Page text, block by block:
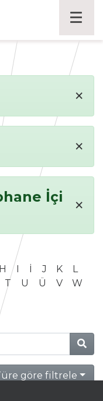
×
×
İçi
×
H I İ J K
L
T U Ü V
W
göre filtrele